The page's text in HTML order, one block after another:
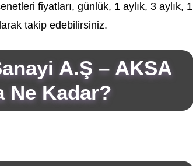
fiyatları, günlük, 1 aylık, 3 aylık, 1
takip edebilirsiniz.
A.Ş – AKSA
Ne Kadar?